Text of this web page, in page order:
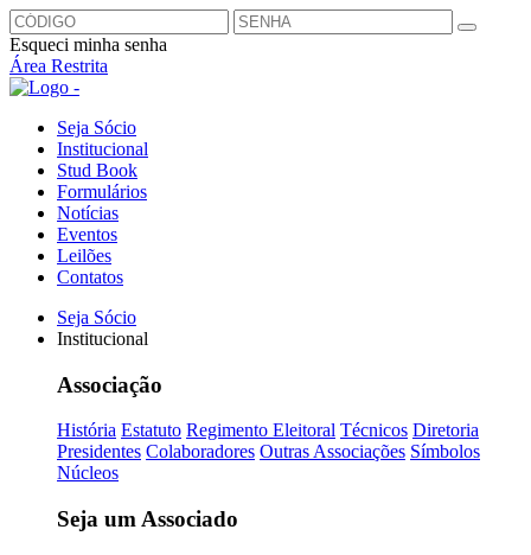
Esqueci minha senha
Área Restrita
Seja Sócio
Institucional
Stud Book
Formulários
Notícias
Eventos
Leilões
Contatos
Seja Sócio
Institucional
Associação
História Estatuto Regimento Eleitoral Técnicos Diretoria
Presidentes Colaboradores Outras Associações Símbolos
Núcleos
Seja um Associado